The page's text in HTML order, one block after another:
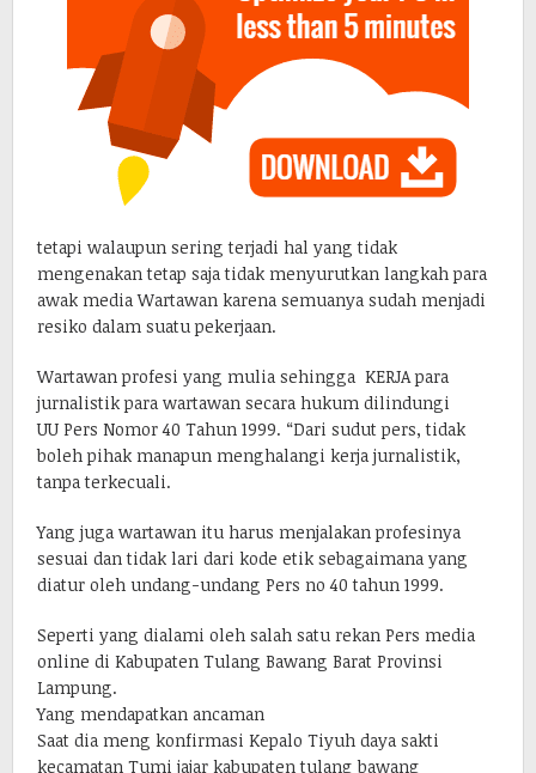
tetapi walaupun sering terjadi hal yang tidak
mengenakan tetap saja tidak menyurutkan langkah para
awak media Wartawan karena semuanya sudah menjadi
resiko dalam suatu pekerjaan.
Wartawan profesi yang mulia sehingga KERJA para
jurnalistik para wartawan secara hukum dilindungi
UU Pers Nomor 40 Tahun 1999. “Dari sudut pers, tidak
boleh pihak manapun menghalangi kerja jurnalistik,
tanpa terkecuali.
Yang juga wartawan itu harus menjalakan profesinya
sesuai dan tidak lari dari kode etik sebagaimana yang
diatur oleh undang-undang Pers no 40 tahun 1999.
Seperti yang dialami oleh salah satu rekan Pers media
online di Kabupaten Tulang Bawang Barat Provinsi
Lampung.
Yang mendapatkan ancaman
Saat dia meng konfirmasi Kepalo Tiyuh daya sakti
kecamatan Tumi jajar kabupaten tulang bawang